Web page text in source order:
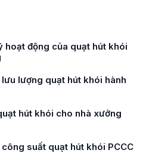
hoạt động của quạt hút khói
lưu lượng quạt hút khói hành
hút khói cho nhà xưởng
suất quạt hút khói PCCC